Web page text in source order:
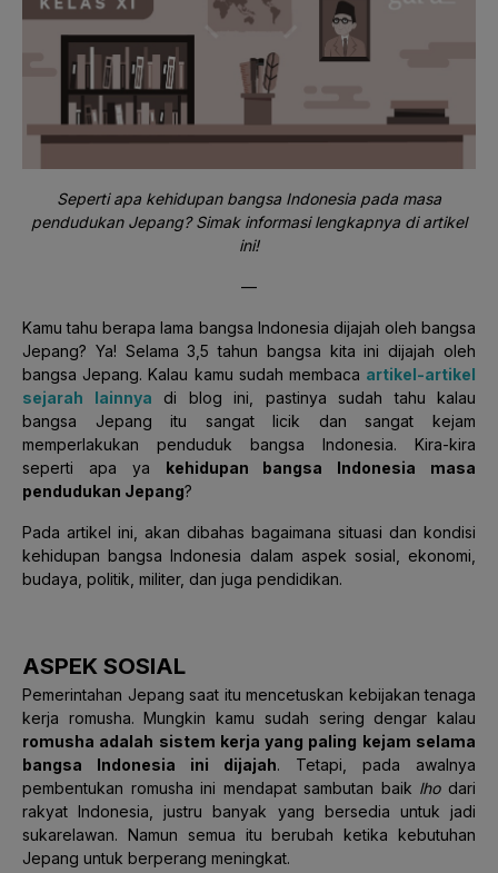
Seperti apa kehidupan bangsa Indonesia pada masa
pendudukan Jepang? Simak informasi lengkapnya di artikel
ini!
—
Kamu tahu berapa lama bangsa Indonesia dijajah oleh bangsa
Jepang? Ya! Selama 3,5 tahun bangsa kita ini dijajah oleh
bangsa Jepang. Kalau kamu sudah membaca artikel-artikel
sejarah lainnya di blog ini, pastinya sudah tahu kalau
bangsa Jepang itu sangat licik dan sangat kejam
memperlakukan penduduk bangsa Indonesia. Kira-kira
seperti apa ya kehidupan bangsa Indonesia masa
pendudukan Jepang?
Pada artikel ini, akan dibahas bagaimana situasi dan kondisi
kehidupan bangsa Indonesia dalam aspek sosial, ekonomi,
budaya, politik, militer, dan juga pendidikan.
ASPEK SOSIAL
Pemerintahan Jepang saat itu mencetuskan kebijakan tenaga
kerja romusha. Mungkin kamu sudah sering dengar kalau
romusha adalah sistem kerja yang paling kejam selama
bangsa Indonesia ini dijajah. Tetapi, pada awalnya
pembentukan romusha ini mendapat sambutan baik lhodari
rakyat Indonesia, justru banyak yang bersedia untuk jadi
sukarelawan. Namun semua itu berubah ketika kebutuhan
Jepang untuk berperang meningkat.